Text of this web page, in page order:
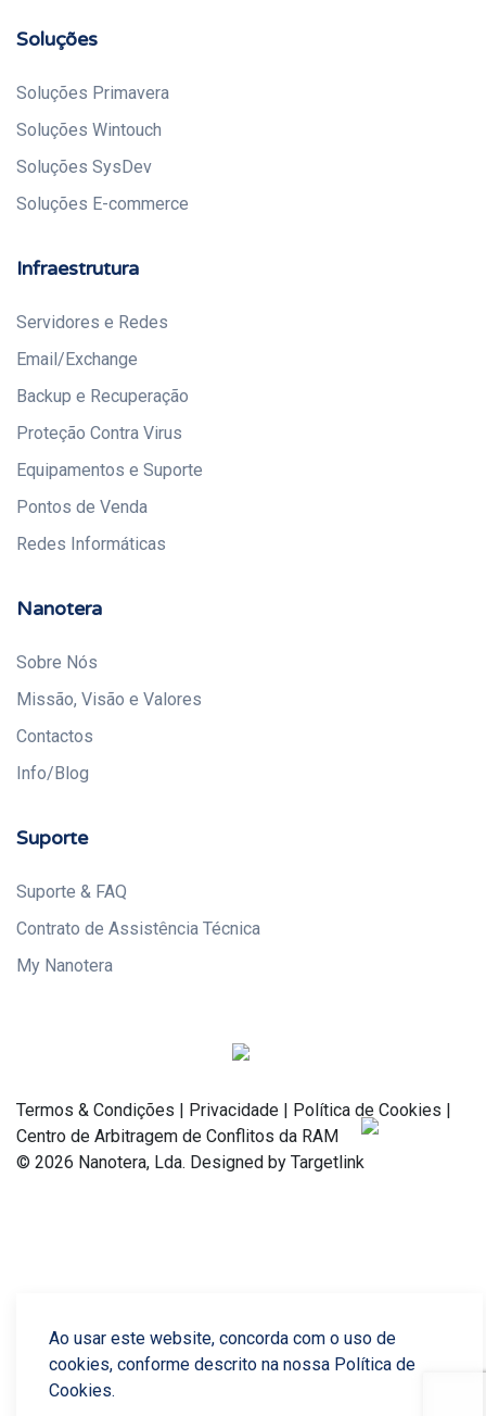
Ao usar este website, concorda com o uso de
cookies, conforme descrito na nossa Política de
Cookies.
Soluções
Soluções Primavera
Soluções Wintouch
Soluções SysDev
Soluções E-commerce
Infraestrutura
Servidores e Redes
Email/Exchange
Backup e Recuperação
Proteção Contra Virus
Equipamentos e Suporte
Pontos de Venda
Redes Informáticas
Nanotera
Sobre Nós
Missão, Visão e Valores
Contactos
Info/Blog
Suporte
Suporte & FAQ
Contrato de Assistência Técnica
My Nanotera
Termos & Condições | Privacidade | Política de Cookies |
Centro de Arbitragem de Conflitos da RAM
© 2026 Nanotera, Lda. Designed by Targetlink